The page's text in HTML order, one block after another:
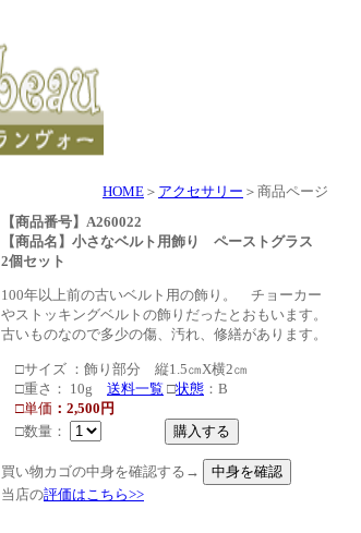
HOME ＞ アクセサリー ＞商品ページ
【商品番号】A260022
【商品名】小さなベルト用飾り ペーストグラス
2個セット
100年以上前の古いベルト用の飾り。 チョーカー
やストッキングベルトの飾りだったとおもいます。
古いものなので多少の傷、汚れ、修繕があります。
□サイズ ：飾り部分 縦1.5㎝X横2㎝
□重さ： 10g 送料一覧 □状態 ：B
□単価 ：2,500円
□数量：
買い物カゴの中身を確認する→
当店の評価はこちら>>